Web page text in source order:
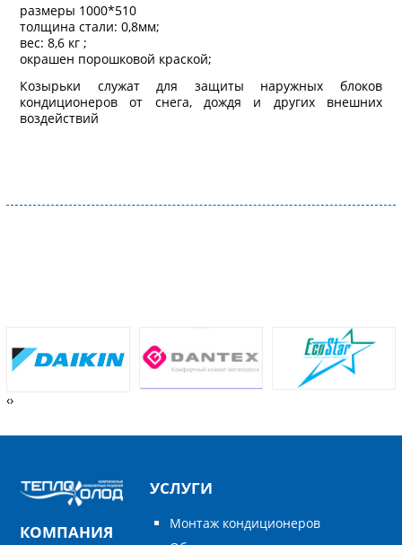
размеры 1000*510
толщина стали: 0,8мм;
вес: 8,6 кг ;
окрашен порошковой краской;
Козырьки служат для защиты наружных блоков
кондиционеров от снега, дождя и других внешних
воздействий
‹›
КОМПАНИЯ
УСЛУГИ
Монтаж кондиционеров